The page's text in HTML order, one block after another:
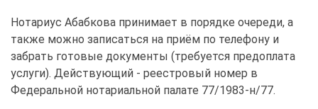
Нотариус Абабкова принимает в порядке очереди, а
также можно записаться на приём по телефону и
забрать готовые документы (требуется предоплата
услуги). Действующий - реестровый номер в
Федеральной нотариальной палате 77/1983-н/77.